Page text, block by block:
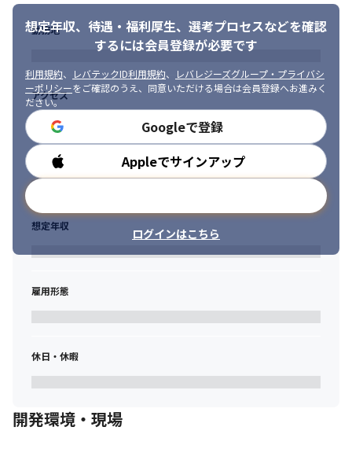
・ チームで協力しながら業務を進められる方
・ 新しいツールや仕組みに興味を持ち、学び続けられる方
・ グラニフのカルチャーや“好き”を大切にする考え方に共感いた
想定年収、待遇・福利厚生、 選考プロセスなどを確認
するには会員登録が必要です
利用規約、 レバテックID利用規約、
レバレジーズグループ・プライバシ
ーポリシーをご確認のうえ、同意いただける場合は会員登録へお進みく
ださい。
Googleで登録
Appleでサインアップ
ログインはこちら
勤務地
アクセス
勤務時間
想定年収
雇用形態
休日・休暇
開発環境・現場